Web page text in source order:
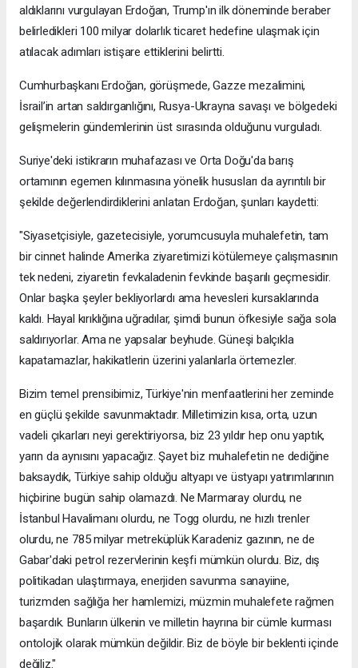
aldıklarını vurgulayan Erdoğan, Trump'ın ilk döneminde beraber
belirledikleri 100 milyar dolarlık ticaret hedefine ulaşmak için
atılacak adımları istişare ettiklerini belirtti.
Cumhurbaşkanı Erdoğan, görüşmede, Gazze mezalimini,
İsrail’in artan saldırganlığını, Rusya-Ukrayna savaşı ve bölgedeki
gelişmelerin gündemlerinin üst sırasında olduğunu vurguladı.
Suriye'deki istikrarın muhafazası ve Orta Doğu'da barış
ortamının egemen kılınmasına yönelik hususları da ayrıntılı bir
şekilde değerlendirdiklerini anlatan Erdoğan, şunları kaydetti:
"Siyasetçisiyle, gazetecisiyle, yorumcusuyla muhalefetin, tam
bir cinnet halinde Amerika ziyaretimizi kötülemeye çalışmasının
tek nedeni, ziyaretin fevkaladenin fevkinde başarılı geçmesidir.
Onlar başka şeyler bekliyorlardı ama hevesleri kursaklarında
kaldı. Hayal kırıklığına uğradılar, şimdi bunun öfkesiyle sağa sola
saldırıyorlar. Ama ne yapsalar beyhude. Güneşi balçıkla
kapatamazlar, hakikatlerin üzerini yalanlarla örtemezler.
Bizim temel prensibimiz, Türkiye'nin menfaatlerini her zeminde
en güçlü şekilde savunmaktadır. Milletimizin kısa, orta, uzun
vadeli çıkarları neyi gerektiriyorsa, biz 23 yıldır hep onu yaptık,
yarın da aynısını yapacağız. Şayet biz muhalefetin ne dediğine
baksaydık, Türkiye sahip olduğu altyapı ve üstyapı yatırımlarının
hiçbirine bugün sahip olamazdı. Ne Marmaray olurdu, ne
İstanbul Havalimanı olurdu, ne Togg olurdu, ne hızlı trenler
olurdu, ne 785 milyar metreküplük Karadeniz gazının, ne de
Gabar'daki petrol rezervlerinin keşfi mümkün olurdu. Biz, dış
politikadan ulaştırmaya, enerjiden savunma sanayiine,
turizmden sağlığa her hamlemizi, müzmin muhalefete rağmen
başardık. Bunların ülkenin ve milletin hayrına bir cümle kurması
ontolojik olarak mümkün değildir. Biz de böyle bir beklenti içinde
değiliz."